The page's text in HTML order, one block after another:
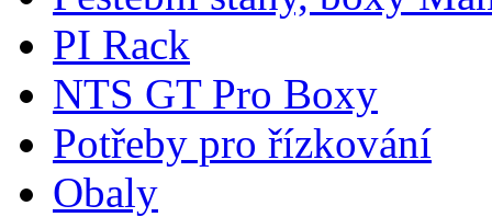
PI Rack
NTS GT Pro Boxy
Potřeby pro řízkování
Obaly